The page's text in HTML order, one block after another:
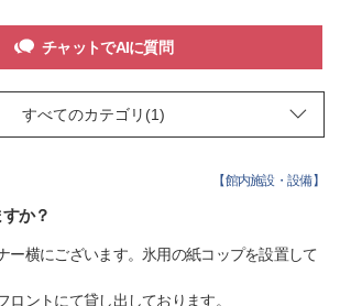
チャットでAIに質問
【館内施設・設備】
か？
ー横にございます。氷用の紙コップを設置して
ロントにて貸し出しております。